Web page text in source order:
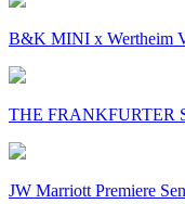
B&K MINI x Wertheim
THE FRANKFURTER
JW Marriott Premiere